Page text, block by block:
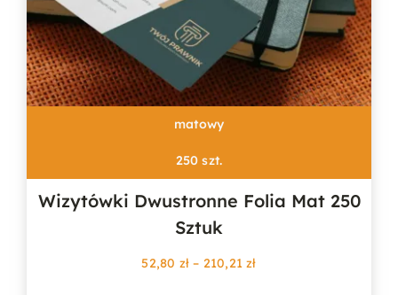
matowy
250 szt.
Wizytówki Dwustronne Folia Mat 250
Sztuk
52,80 zł – 210,21złZakres